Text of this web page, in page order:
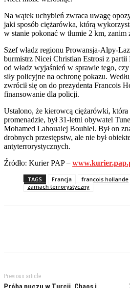
Na wątek uchybień zwraca uwagę
jaki sposób ciężarówka, którą
w stanie pokonać w tłumie 2 km, zanim
Szef władz regionu Prowansja-Alpy-
burmistrz Nicei Christian Estrosi z partii
od władz wyjaśnień w sprawie tego,
siły policyjne na ochronę pokazu.
zwrócił się on do prezydenta Francois
finansowanie dla policji.
Ustalono, że kierowcą ciężarówki, która
promenadzie, był 31-letni obywatel
Mohamed Lahouaiej Bouhlel. Był on
drobnych przestępstw, ale nie był
antyterrorystycznych.
Źródło: Kurier PAP –
TAGS Francja francois hollande
zamach terrorystyczny
Previous article